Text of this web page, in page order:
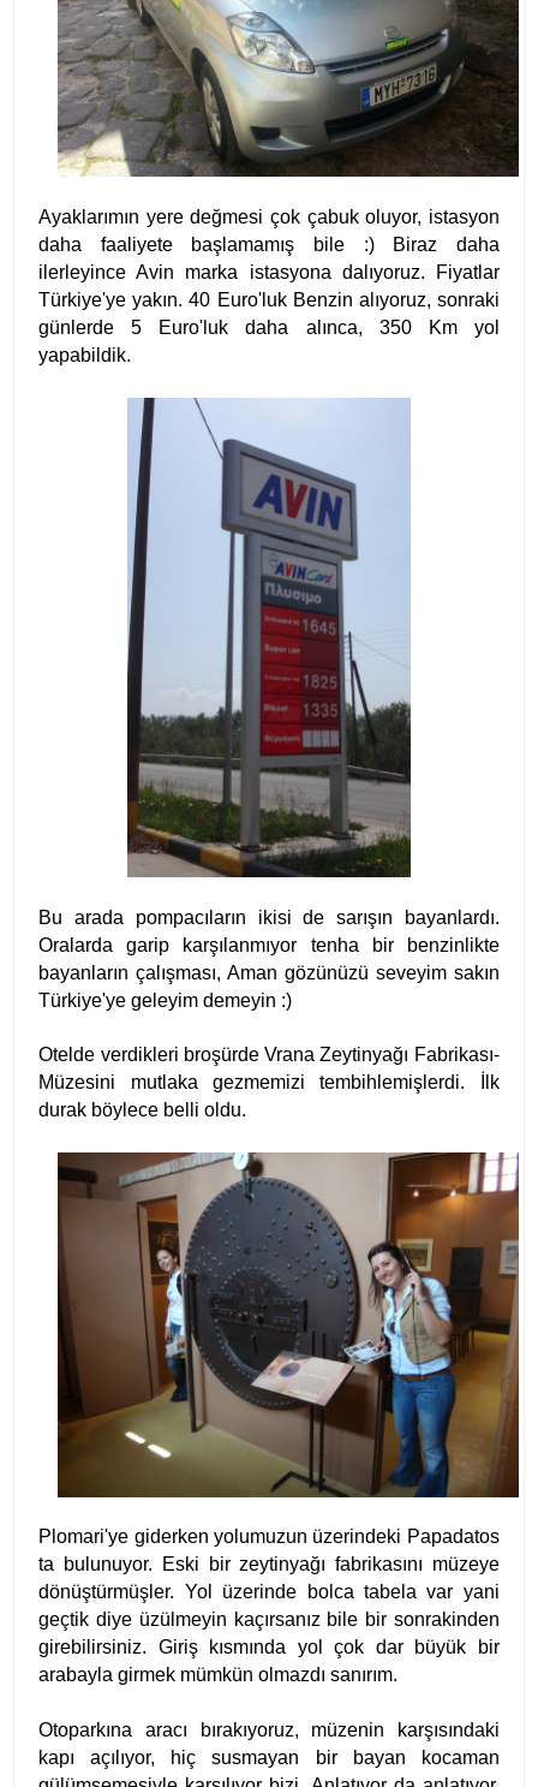
Ayaklarımın yere değmesi çok çabuk oluyor, istasyon
daha faaliyete başlamamış bile :) Biraz daha
ilerleyince Avin marka istasyona dalıyoruz. Fiyatlar
Türkiye'ye yakın. 40 Euro'luk Benzin alıyoruz, sonraki
günlerde 5 Euro'luk daha alınca, 350 Km yol
yapabildik.
Bu arada pompacıların ikisi de sarışın bayanlardı.
Oralarda garip karşılanmıyor tenha bir benzinlikte
bayanların çalışması, Aman gözünüzü seveyim sakın
Türkiye'ye geleyim demeyin :)
Otelde verdikleri broşürde Vrana Zeytinyağı Fabrikası-
Müzesini mutlaka gezmemizi tembihlemişlerdi. İlk
durak böylece belli oldu.
Plomari'ye giderken yolumuzun üzerindeki Papadatos
ta bulunuyor. Eski bir zeytinyağı fabrikasını müzeye
dönüştürmüşler. Yol üzerinde bolca tabela var yani
geçtik diye üzülmeyin kaçırsanız bile bir sonrakinden
girebilirsiniz. Giriş kısmında yol çok dar büyük bir
arabayla girmek mümkün olmazdı sanırım.
Otoparkına aracı bırakıyoruz, müzenin karşısındaki
kapı açılıyor, hiç susmayan bir bayan kocaman